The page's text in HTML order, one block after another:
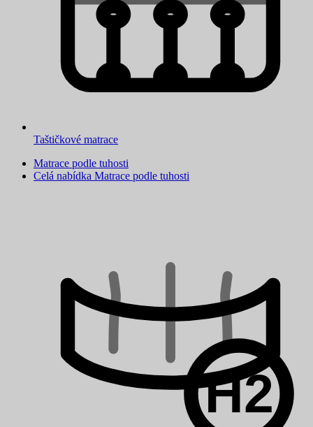
Taštičkové matrace
Matrace podle tuhosti
Celá nabídka Matrace podle tuhosti